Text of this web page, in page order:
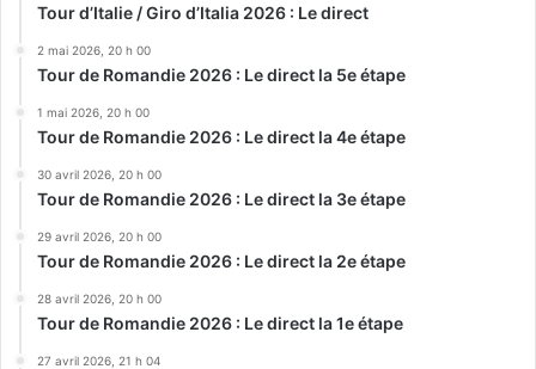
Tour d’Italie / Giro d’Italia 2026 : Le direct
2 mai 2026, 20 h 00
Tour de Romandie 2026 : Le direct la 5e étape
1 mai 2026, 20 h 00
Tour de Romandie 2026 : Le direct la 4e étape
30 avril 2026, 20 h 00
Tour de Romandie 2026 : Le direct la 3e étape
29 avril 2026, 20 h 00
Tour de Romandie 2026 : Le direct la 2e étape
28 avril 2026, 20 h 00
Tour de Romandie 2026 : Le direct la 1e étape
27 avril 2026, 21 h 04